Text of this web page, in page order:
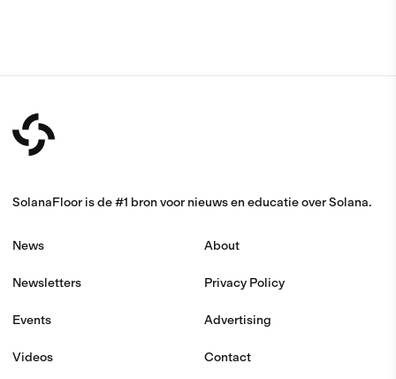
SolanaFloor is de #1 bron voor nieuws en educatie over Solana.
News
Newsletters
Events
Videos
About
Privacy Policy
Advertising
Contact